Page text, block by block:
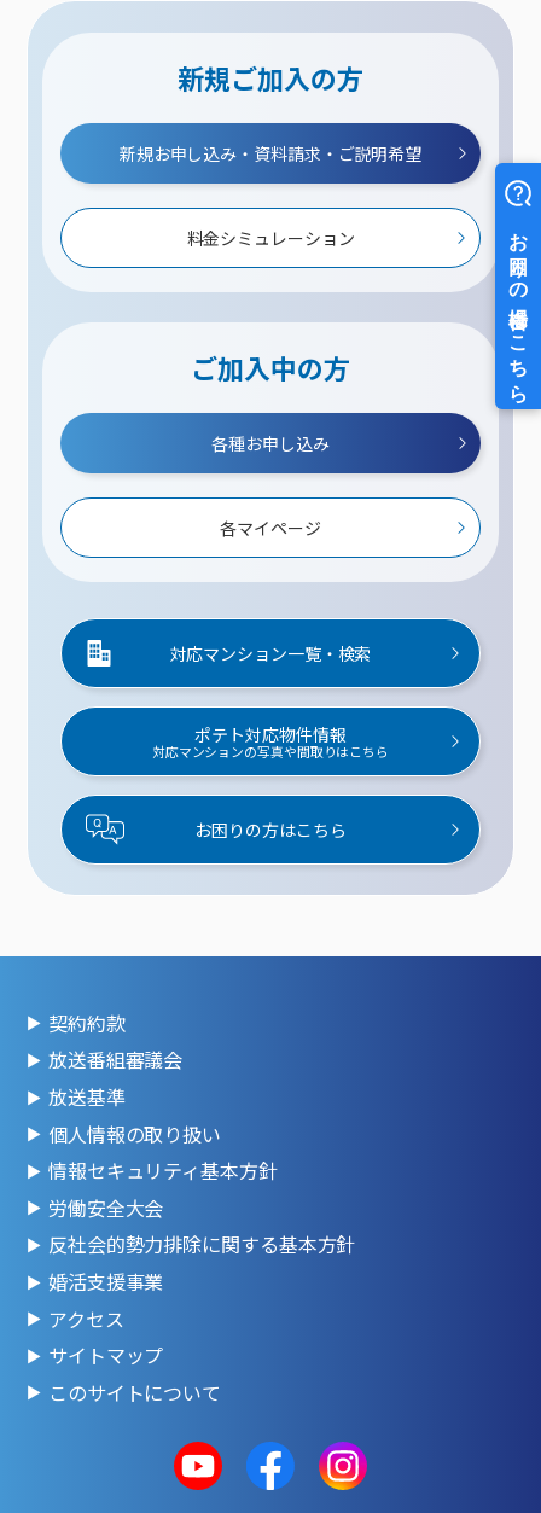
新規ご加入の方
新規お申し込み・資料請求・ご説明希望
料金シミュレーション
ご加入中の方
各種お申し込み
各マイページ
対応マンション一覧・検索
ポテト対応物件情報
対応マンションの写真や間取りはこちら
お困りの方はこちら
契約約款
放送番組審議会
放送基準
個人情報の取り扱い
情報セキュリティ基本方針
労働安全大会
反社会的勢力排除に関する基本方針
婚活支援事業
アクセス
サイトマップ
このサイトについて